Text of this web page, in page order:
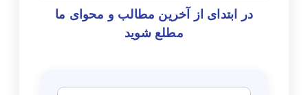
در ابتدای از آخرین مطالب و محوای ما
مطلع شوید